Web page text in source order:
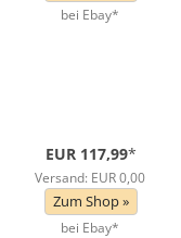
bei Ebay*
EUR 117,99*
Versand: EUR 0,00
Zum Shop »
bei Ebay*